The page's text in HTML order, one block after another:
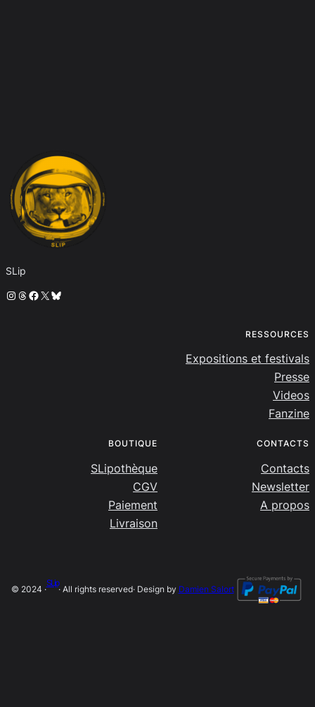
SLip
Instagram
Threads
Facebook
X Bluesky
RESSOURCES
Expositions et festivals
Presse
Videos
Fanzine
BOUTIQUE
SLipothèque
CGV
Paiement
Livraison
CONTACTS
Contacts
Newsletter
A propos
© 2024 ·
SLip
· All rights reserved· Design by Damien Salort